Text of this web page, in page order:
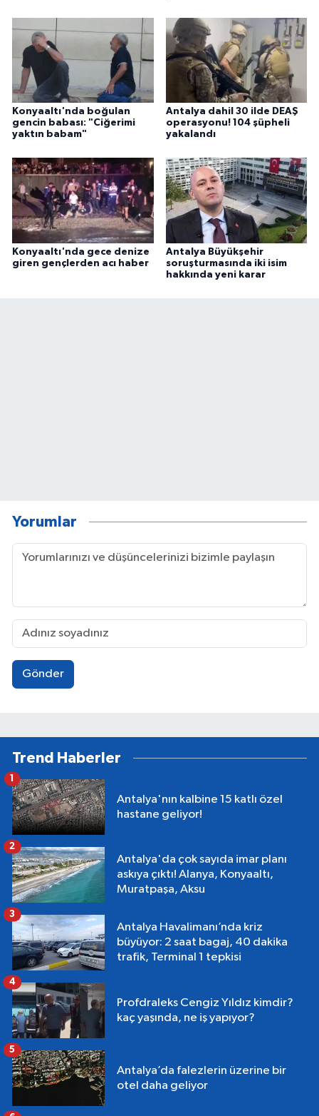
Konyaaltı'nda boğulan
gencin babası: "Ciğerimi
yaktın babam"
Antalya dahil 30 ilde DEAŞ
operasyonu! 104 şüpheli
yakalandı
Konyaaltı'nda gece denize
giren gençlerden acı haber
Antalya Büyükşehir
soruşturmasında iki isim
hakkında yeni karar
Yorumlar
Gönder
Trend Haberler
Antalya'nın kalbine 15 katlı özel
hastane geliyor!
1
Antalya'da çok sayıda imar planı
askıya çıktı! Alanya, Konyaaltı,
Muratpaşa, Aksu
2
Antalya Havalimanı’nda kriz
büyüyor: 2 saat bagaj, 40 dakika
trafik, Terminal 1 tepkisi
3
Profdraleks Cengiz Yıldız kimdir?
kaç yaşında, ne iş yapıyor?
4
Antalya’da falezlerin üzerine bir
otel daha geliyor
5